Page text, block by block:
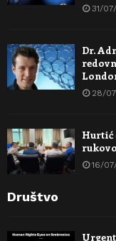
31/
Dr.
28/
Hurtić
16/
Društvo